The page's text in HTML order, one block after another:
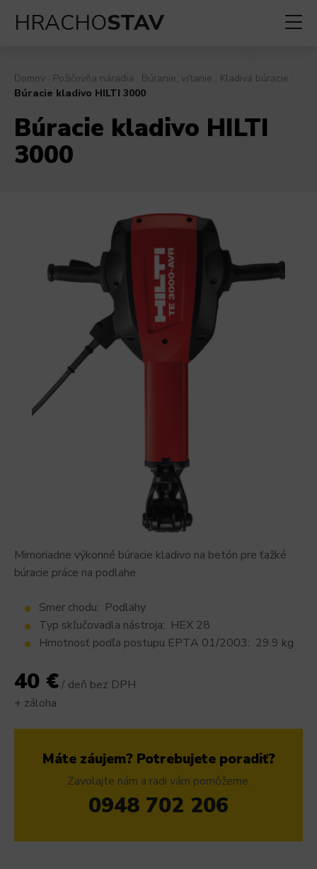
HRACHOSTAV
Domov Požičovňa náradia Búranie, vŕtanie Kladivá búracie
Búracie kladivo HILTI 3000
Búracie kladivo HILTI
3000
Mimoriadne výkonné búracie kladivo na betón pre ťažké
búracie práce na podlahe
Smer chodu: Podlahy
Typ skľučovadla nástroja: HEX 28
Hmotnosť podľa postupu EPTA 01/2003: 29.9 kg
40 €/ deň bez DPH
+ záloha
Máte záujem? Potrebujete poradiť?
Zavolajte nám a radi vám pomôžeme.
0948 702 206